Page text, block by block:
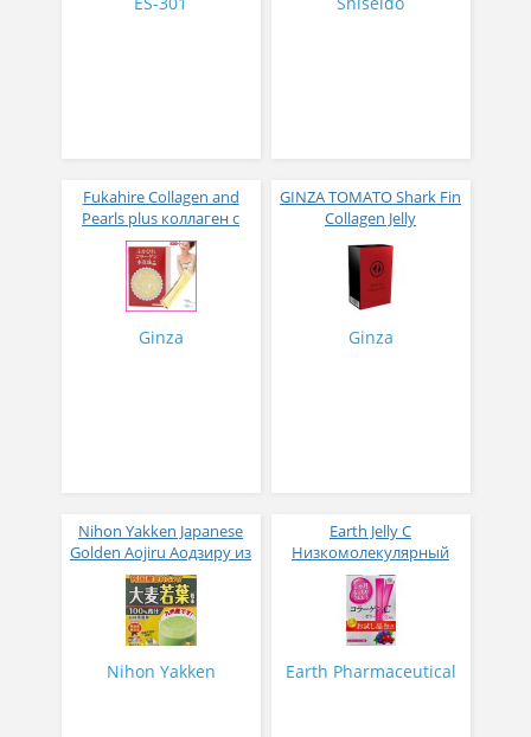
Fukahire Collagen and
Pearls plus коллаген с
жемчужным порошком
№ 30
Ginza
GINZA TOMATO Shark Fin
Collagen Jelly
плавников голубой
акулы со вкусом манго
№ 14
Ginza
Nihon Yakken Japanese
Golden Aojiru Аодзиру из
листьев молодого
ячменя
Nihon Yakken
Earth Jelly C
Низкомолекулярный
рыбный коллаген с
витамином С и 5
активных компонентов
с ягодным вкусом 8 гр
Earth Pharmaceutical